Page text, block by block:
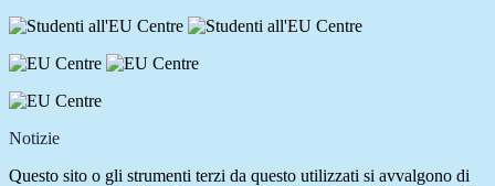
Notizie
Questo sito o gli strumenti terzi da questo utilizzati si avvalgono di